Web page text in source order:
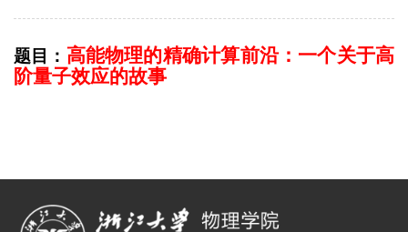
题目： 高能物理的精确计算前沿：一个关于高
阶量子效应的故事